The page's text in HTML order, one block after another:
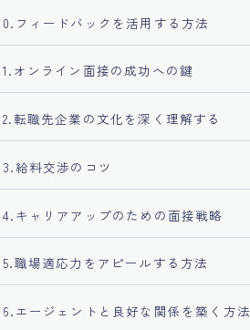
フィードバックを活用する方法
オンライン面接の成功への鍵
転職先企業の文化を深く理解する
給料交渉のコツ
キャリアアップのための面接戦略
職場適応力をアピールする方法
エージェントと良好な関係を築く方法